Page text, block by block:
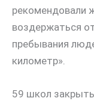
рекомендовали
воздержаться
пребывания
километр».
59 школ